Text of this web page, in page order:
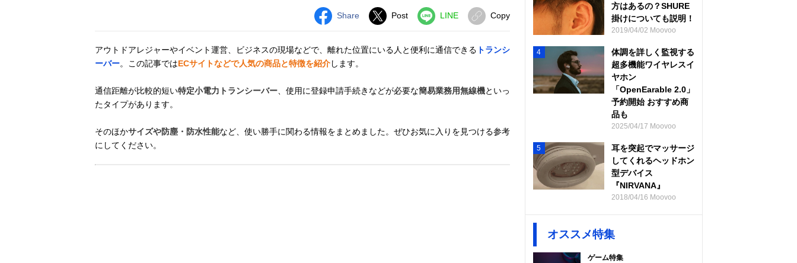
Share Post LINE Copy
アウトドアレジャーやイベント運営、ビジネスの現場などで、離れた位置にいる人と便利に通信できる トランシ
ーバー。この記事ではECサイトなどで人気の商品と特徴を紹介します。
通信距離が比較的短い特定小電力トランシーバー、使用に登録申請手続きなどが必要な簡易業務用無線機といっ
たタイプがあります。
そのほかサイズや防塵・防水性能など、使い勝手に関わる情報をまとめました。ぜひお気に入りを見つける参考
にしてください。
方はあるの？SHURE
掛けについても説明！
2019/04/02 Moovoo
4
体調を詳しく監視する
超多機能ワイヤレスイ
ヤホン
「OpenEarable 2.0」
予約開始 おすすめ商
品も
2025/04/17 Moovoo
5
耳を突起でマッサージ
してくれるヘッドホン
型デバイス
『NIRVANA』
2018/04/16 Moovoo
オススメ特集
ゲーム特集